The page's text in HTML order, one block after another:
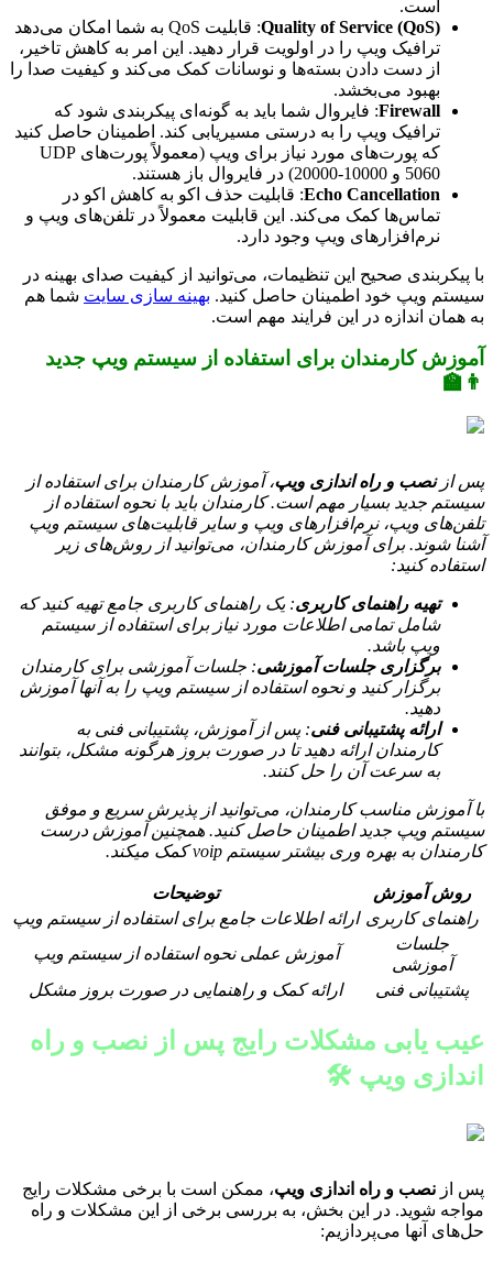
است.
Quality of Service (QoS)
: قابلیت QoS به شما امکان می‌دهد
ترافیک ویپ را در اولویت قرار دهید. این امر به کاهش تاخیر،
از دست دادن بسته‌ها و نوسانات کمک می‌کند و کیفیت صدا را
بهبود می‌بخشد.
Firewall: فایروال شما باید به گونه‌ای پیکربندی شود که
ترافیک ویپ را به درستی مسیریابی کند. اطمینان حاصل کنید
که پورت‌های مورد نیاز برای ویپ (معمولاً پورت‌های UDP
5060 و 10000-20000) در فایروال باز هستند.
Echo Cancellation: قابلیت حذف اکو به کاهش اکو در
تماس‌ها کمک می‌کند. این قابلیت معمولاً در تلفن‌های ویپ و
نرم‌افزارهای ویپ وجود دارد.
با پیکربندی صحیح این تنظیمات، می‌توانید از کیفیت صدای بهینه در
سیستم ویپ خود اطمینان حاصل کنید. بهینه سازی سایت شما هم
به همان اندازه در این فرایند مهم است.
آموزش کارمندان برای استفاده از سیستم ویپ جدید
👨‍🏫
پس ازنصب و راه اندازی ویپ، آموزش کارمندان برای استفاده از
سیستم جدید بسیار مهم است. کارمندان باید با نحوه استفاده از
تلفن‌های ویپ، نرم‌افزارهای ویپ و سایر قابلیت‌های سیستم ویپ
آشنا شوند. برای آموزش کارمندان، می‌توانید از روش‌های زیر
استفاده کنید:
تهیه راهنمای کاربری: یک راهنمای کاربری جامع تهیه کنید که
شامل تمامی اطلاعات مورد نیاز برای استفاده از سیستم
ویپ باشد.
برگزاری جلسات آموزشی: جلسات آموزشی برای کارمندان
برگزار کنید و نحوه استفاده از سیستم ویپ را به آنها آموزش
دهید.
ارائه پشتیبانی فنی: پس از آموزش، پشتیبانی فنی به
کارمندان ارائه دهید تا در صورت بروز هرگونه مشکل، بتوانند
به سرعت آن را حل کنند.
با آموزش مناسب کارمندان، می‌توانید از پذیرش سریع و موفق
سیستم ویپ جدید اطمینان حاصل کنید. همچنین آموزش درست
کارمندان به بهره وری بیشتر سیستم voip کمک میکند.
روش آموزش
توضیحات
راهنمای کاربری ارائه اطلاعات جامع برای استفاده از سیستم ویپ
جلسات
آموزشی
آموزش عملی نحوه استفاده از سیستم ویپ
پشتیبانی فنی
ارائه کمک و راهنمایی در صورت بروز مشکل
عیب یابی مشکلات رایج پس از نصب و راه
اندازی ویپ 🛠️
پس از نصب و راه اندازی ویپ، ممکن است با برخی مشکلات رایج
مواجه شوید. در این بخش، به بررسی برخی از این مشکلات و راه
حل‌های آنها می‌پردازیم: